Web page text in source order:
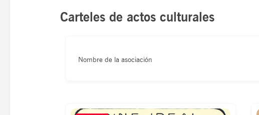
Carteles de actos culturales
Nombre de la asociación